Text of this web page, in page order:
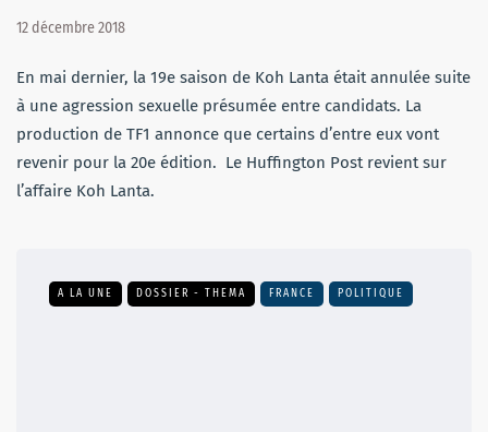
12 décembre 2018
En mai dernier, la 19e saison de Koh Lanta était annulée suite
à une agression sexuelle présumée entre candidats. La
production de TF1 annonce que certains d’entre eux vont
revenir pour la 20e édition. Le Huffington Post revient sur
l’affaire Koh Lanta.
A LA UNE DOSSIER - THEMA FRANCE POLITIQUE